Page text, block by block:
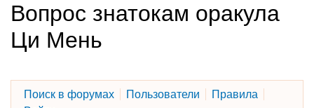
Вопрос знатокам оракула
Ци Мень
Поиск в форумах Пользователи
Правила